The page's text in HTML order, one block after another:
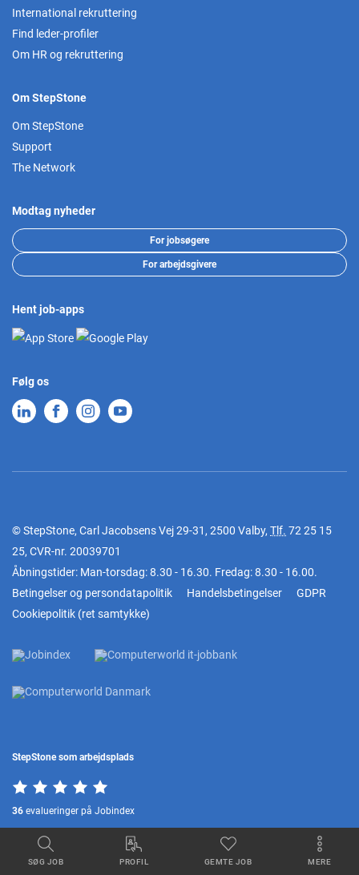
SØG JOB PROFIL GEMTE JOB MERE
International rekruttering
Find leder-profiler
Om HR og rekruttering
Om StepStone
Om StepStone
Support
The Network
Modtag nyheder
For jobsøgere
For arbejdsgivere
Hent job-apps
Følg os
© StepStone, Carl Jacobsens Vej 29-31, 2500 Valby, Tlf. 72 25 15
25, CVR-nr. 20039701
Åbningstider: Man-torsdag: 8.30 - 16.30. Fredag: 8.30 - 16.00.
Betingelser og persondatapolitik
Handelsbetingelser
GDPR
Cookiepolitik (ret samtykke)
StepStone som arbejdsplads
36 evalueringer på Jobindex